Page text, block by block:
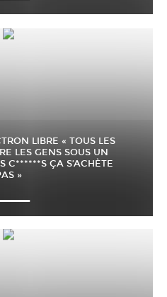
LIBRE « TOUS LES
LES GENS SOUS UN
C******S ÇA S’ACHÈTE
»